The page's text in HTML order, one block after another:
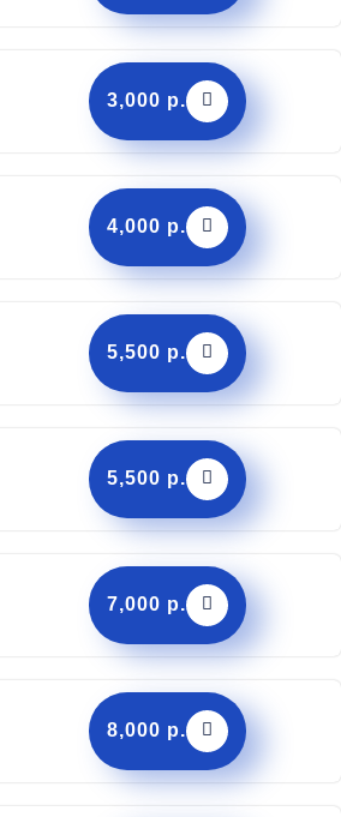
3,000 р.
4,000 р.
5,500 р.
5,500 р.
7,000 р.
8,000 р.